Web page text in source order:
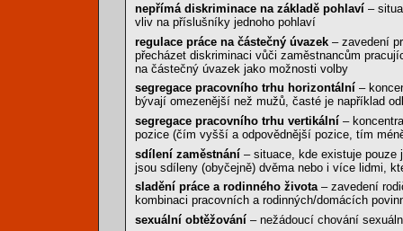
nepřímá diskriminace na základě pohlaví –
vliv na příslušníky jednoho pohlaví
regulace práce na částečný úvazek – zavedení
přecházet diskriminaci vůči zaměstnancům
na částečný úvazek jako možnosti volby
segregace pracovního trhu horizontální –
bývají omezenější než mužů, časté je například
segregace pracovního trhu vertikální –
pozice (čím vyšší a odpovědnější pozice, tím
sdílení zaměstnání – situace, kde existuje pouze
jsou sdíleny (obyčejně) dvěma nebo i více lidmi,
sladění práce a rodinného života– zavedení
kombinaci pracovních a rodinných/domácích
sexuální obtěžování – nežádoucí chování